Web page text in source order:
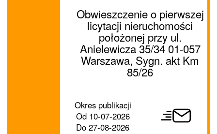
Obwieszczenie o pierwszej
licytacji nieruchomości
położonej przy ul.
Anielewicza 35/34 01-057
Warszawa, Sygn. akt Km
85/26
Okres publikacji
Od10-07-2026
Do 27-08-2026
ogłoszenie
dalej